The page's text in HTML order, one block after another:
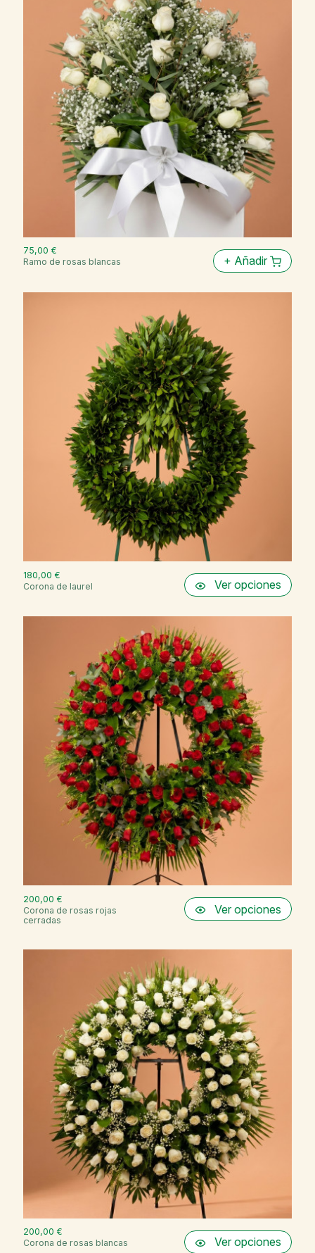
75,00 €
Ramo de rosas blancas
+ Añadir
180,00 €
Corona de laurel
Ver opciones
200,00 €
Corona de rosas rojas
cerradas
Ver opciones
200,00 €
Corona de rosas blancas
Ver opciones